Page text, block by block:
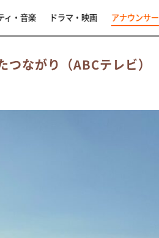
ィ・音楽 ドラマ・映画 アナウンサー
ながり（ABCテレビ）